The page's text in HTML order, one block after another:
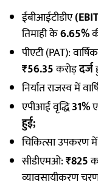
ईबीआईटीडीए
तिमाही के6.65%
पीएटी (PAT):
₹56.35करोड़दर्ज
निर्यात राजस्व में
एपीआई वृद्धि31%
हुई;
चिकित्सा उपकरण में
सीडीएमओ:₹825
व्यावसायीकरण